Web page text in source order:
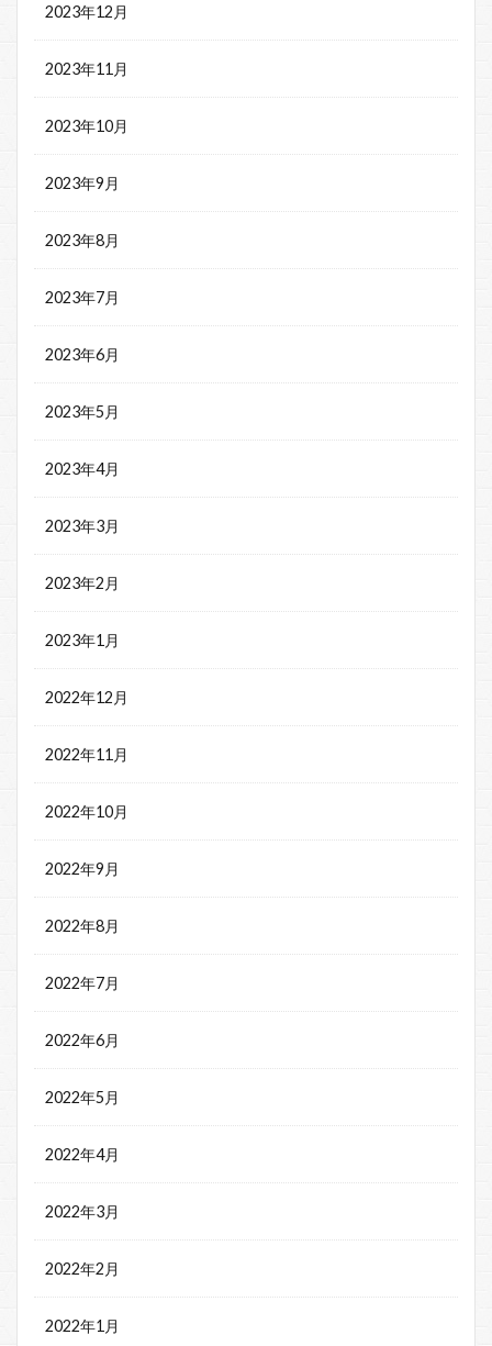
2023年12月
2023年11月
2023年10月
2023年9月
2023年8月
2023年7月
2023年6月
2023年5月
2023年4月
2023年3月
2023年2月
2023年1月
2022年12月
2022年11月
2022年10月
2022年9月
2022年8月
2022年7月
2022年6月
2022年5月
2022年4月
2022年3月
2022年2月
2022年1月